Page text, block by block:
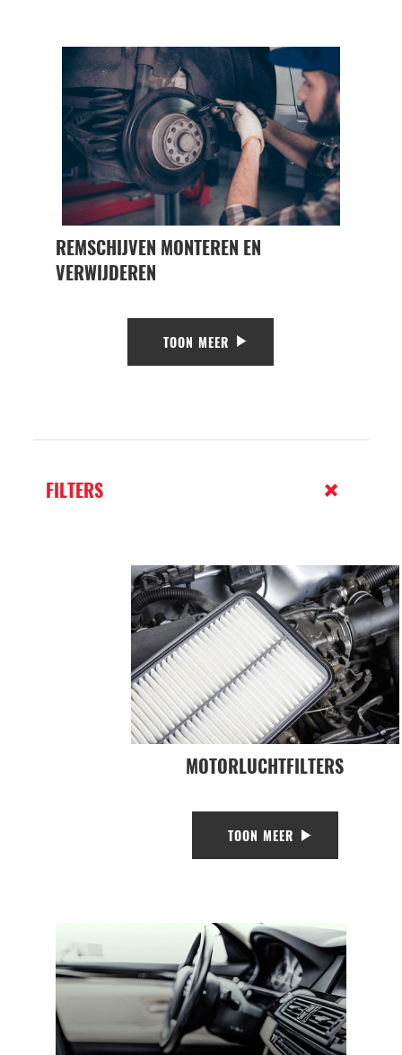
REMSCHIJVEN MONTEREN EN
VERWIJDEREN
TOON MEER
FILTERS
MOTORLUCHTFILTERS
TOON MEER